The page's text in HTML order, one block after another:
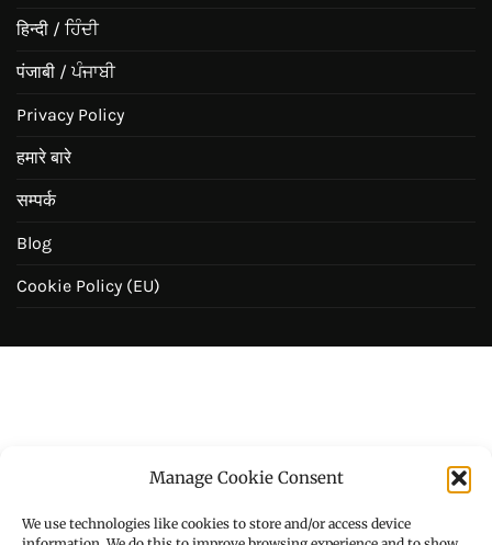
Manage Cookie Consent
We use technologies like cookies to store and/or access device
हिन्दी / ਹਿੰਦੀ
पंजाबी / ਪੰਜਾਬੀ
Privacy Policy
हमारे बारे
सम्पर्क
Blog
Cookie Policy (EU)